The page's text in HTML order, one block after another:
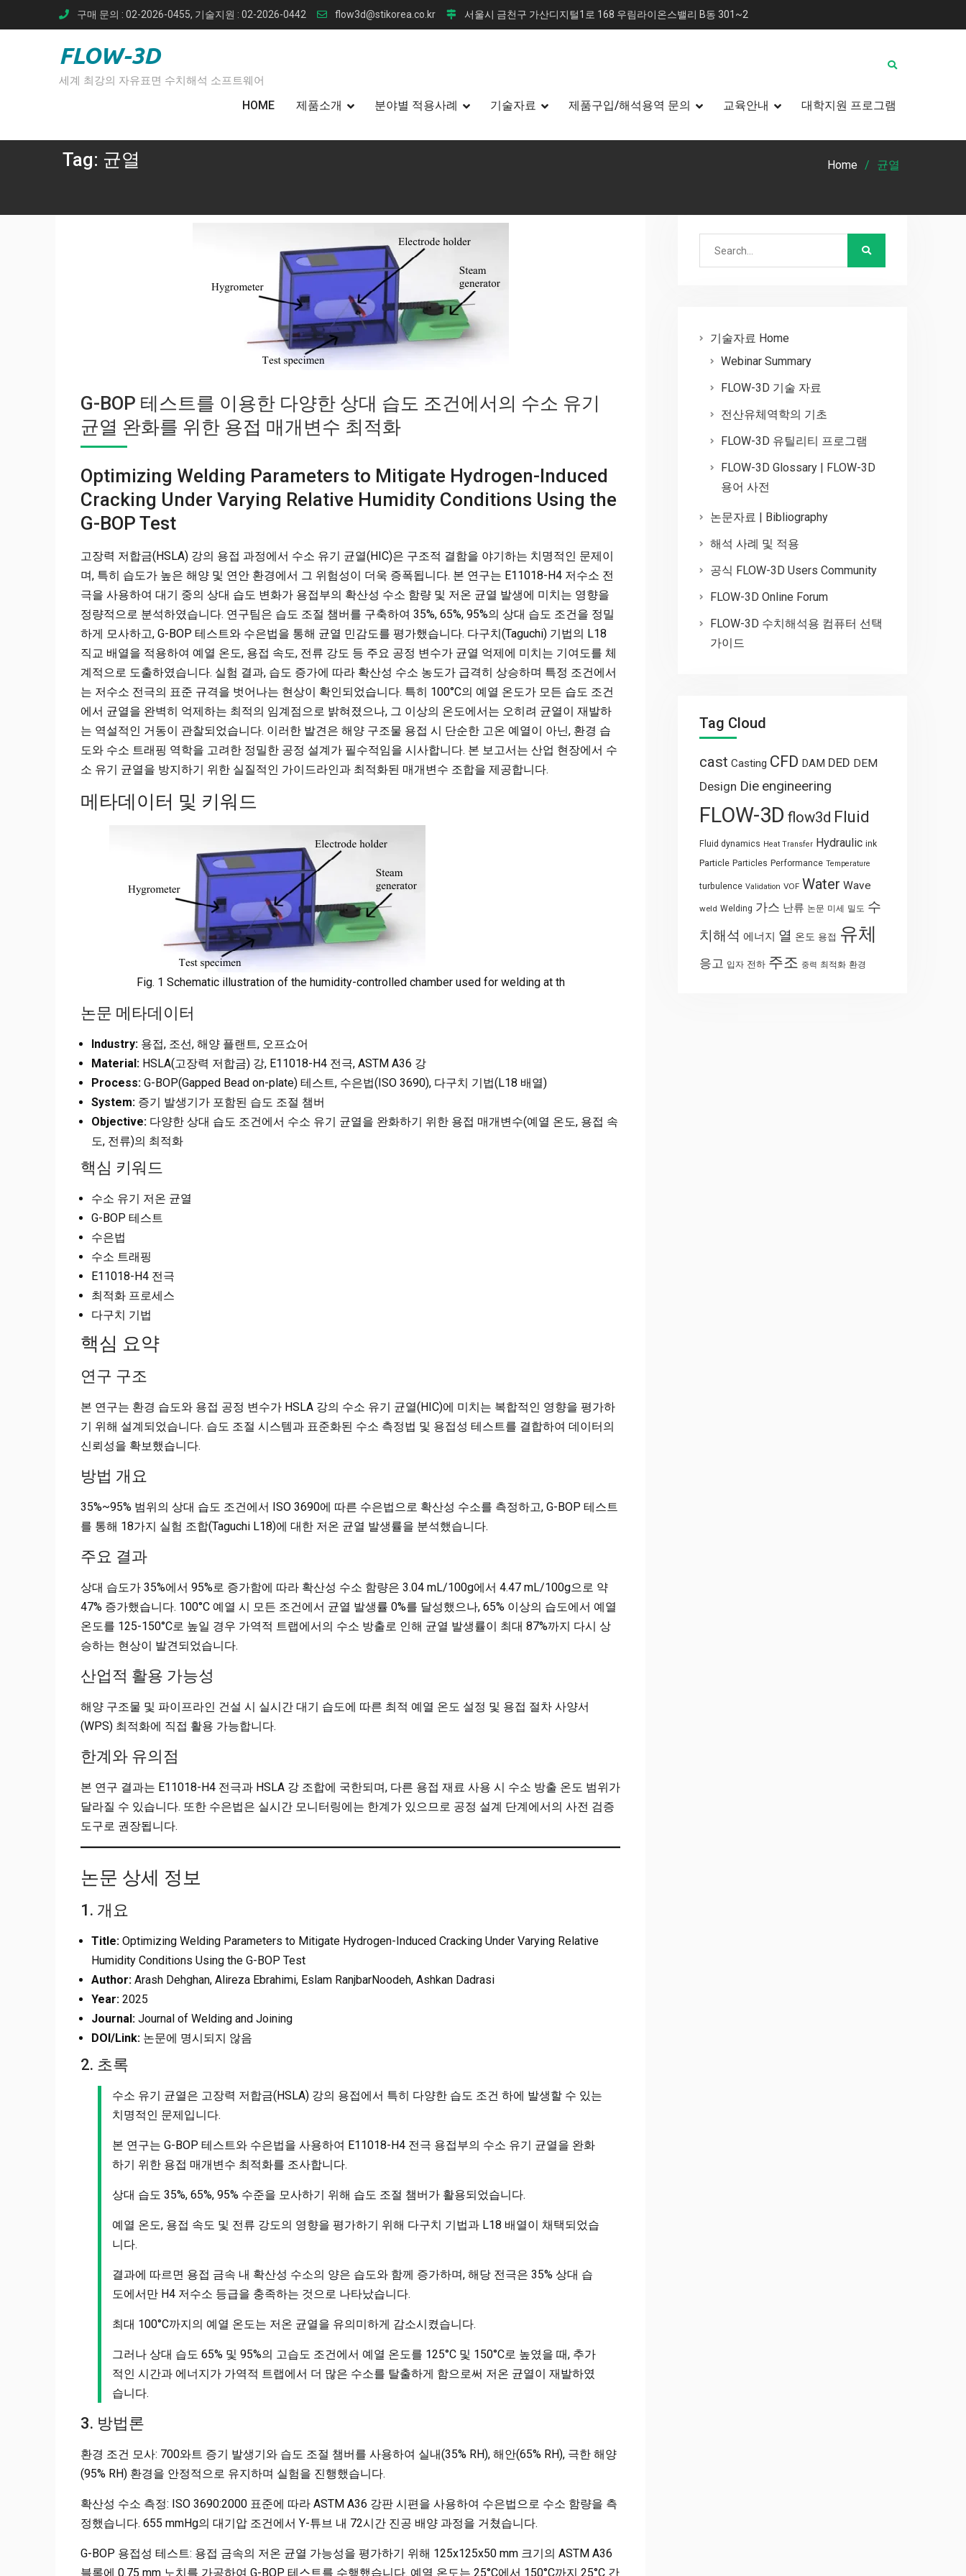
to
구매 문의 : 02-2026-0455, 기술지원 : 02-2026-0442 flow3d@stikorea.co.kr 서울시 금천구 가산디지털1로 168 우림라이온스밸리 B동 301~2
FLOW-3D
세계 최강의 자유표면 수치해석 소프트웨어
HOME 제품소개 분야별 적용사례 기술자료 제품구입/해석용역 문의 교육안내 대학지원 프로그램
Tag: 균열 Home 균열
G-BOP 테스트를 이용한 다양한 상대 습도 조건에서의 수소 유기
균열 완화를 위한 용접 매개변수 최적화
Optimizing Welding Parameters to Mitigate Hydrogen-Induced
Cracking Under Varying Relative Humidity Conditions Using the
G-BOP Test
고장력 저합금(HSLA) 강의 용접 과정에서 수소 유기 균열(HIC)은 구조적 결함을 야기하는 치명적인 문제이
며, 특히 습도가 높은 해양 및 연안 환경에서 그 위험성이 더욱 증폭됩니다. 본 연구는 E11018-H4 저수소 전
극을 사용하여 대기 중의 상대 습도 변화가 용접부의 확산성 수소 함량 및 저온 균열 발생에 미치는 영향을
정량적으로 분석하였습니다. 연구팀은 습도 조절 챔버를 구축하여 35%, 65%, 95%의 상대 습도 조건을 정밀
하게 모사하고, G-BOP 테스트와 수은법을 통해 균열 민감도를 평가했습니다. 다구치(Taguchi) 기법의 L18
직교 배열을 적용하여 예열 온도, 용접 속도, 전류 강도 등 주요 공정 변수가 균열 억제에 미치는 기여도를 체
계적으로 도출하였습니다. 실험 결과, 습도 증가에 따라 확산성 수소 농도가 급격히 상승하며 특정 조건에서
는 저수소 전극의 표준 규격을 벗어나는 현상이 확인되었습니다. 특히 100°C의 예열 온도가 모든 습도 조건
에서 균열을 완벽히 억제하는 최적의 임계점으로 밝혀졌으나, 그 이상의 온도에서는 오히려 균열이 재발하
는 역설적인 거동이 관찰되었습니다. 이러한 발견은 해양 구조물 용접 시 단순한 고온 예열이 아닌, 환경 습
도와 수소 트래핑 역학을 고려한 정밀한 공정 설계가 필수적임을 시사합니다. 본 보고서는 산업 현장에서 수
소 유기 균열을 방지하기 위한 실질적인 가이드라인과 최적화된 매개변수 조합을 제공합니다.
메타데이터 및 키워드
Fig. 1 Schematic illustration of the humidity-controlled chamber used for welding at th
논문 메타데이터
Industry: 용접, 조선, 해양 플랜트, 오프쇼어
Material: HSLA(고장력 저합금) 강, E11018-H4 전극, ASTM A36 강
Process: G-BOP(Gapped Bead on-plate) 테스트, 수은법(ISO 3690), 다구치 기법(L18 배열)
System: 증기 발생기가 포함된 습도 조절 챔버
Objective: 다양한 상대 습도 조건에서 수소 유기 균열을 완화하기 위한 용접 매개변수(예열 온도, 용접 속
도, 전류)의 최적화
핵심 키워드
수소 유기 저온 균열
G-BOP 테스트
수은법
수소 트래핑
E11018-H4 전극
최적화 프로세스
다구치 기법
핵심 요약
연구 구조
본 연구는 환경 습도와 용접 공정 변수가 HSLA 강의 수소 유기 균열(HIC)에 미치는 복합적인 영향을 평가하
기 위해 설계되었습니다. 습도 조절 시스템과 표준화된 수소 측정법 및 용접성 테스트를 결합하여 데이터의
신뢰성을 확보했습니다.
방법 개요
35%~95% 범위의 상대 습도 조건에서 ISO 3690에 따른 수은법으로 확산성 수소를 측정하고, G-BOP 테스트
를 통해 18가지 실험 조합(Taguchi L18)에 대한 저온 균열 발생률을 분석했습니다.
주요 결과
상대 습도가 35%에서 95%로 증가함에 따라 확산성 수소 함량은 3.04 mL/100g에서 4.47 mL/100g으로 약
47% 증가했습니다. 100°C 예열 시 모든 조건에서 균열 발생률 0%를 달성했으나, 65% 이상의 습도에서 예열
온도를 125-150°C로 높일 경우 가역적 트랩에서의 수소 방출로 인해 균열 발생률이 최대 87%까지 다시 상
승하는 현상이 발견되었습니다.
산업적 활용 가능성
해양 구조물 및 파이프라인 건설 시 실시간 대기 습도에 따른 최적 예열 온도 설정 및 용접 절차 사양서
(WPS) 최적화에 직접 활용 가능합니다.
한계와 유의점
본 연구 결과는 E11018-H4 전극과 HSLA 강 조합에 국한되며, 다른 용접 재료 사용 시 수소 방출 온도 범위가
달라질 수 있습니다. 또한 수은법은 실시간 모니터링에는 한계가 있으므로 공정 설계 단계에서의 사전 검증
도구로 권장됩니다.
논문 상세 정보
1. 개요
Title: Optimizing Welding Parameters to Mitigate Hydrogen-Induced Cracking Under Varying Relative
Humidity Conditions Using the G-BOP Test
Author: Arash Dehghan, Alireza Ebrahimi, Eslam RanjbarNoodeh, Ashkan Dadrasi
Year: 2025
Journal: Journal of Welding and Joining
DOI/Link: 논문에 명시되지 않음
2. 초록
수소 유기 균열은 고장력 저합금(HSLA) 강의 용접에서 특히 다양한 습도 조건 하에 발생할 수 있는
치명적인 문제입니다.
본 연구는 G-BOP 테스트와 수은법을 사용하여 E11018-H4 전극 용접부의 수소 유기 균열을 완화
하기 위한 용접 매개변수 최적화를 조사합니다.
상대 습도 35%, 65%, 95% 수준을 모사하기 위해 습도 조절 챔버가 활용되었습니다.
예열 온도, 용접 속도 및 전류 강도의 영향을 평가하기 위해 다구치 기법과 L18 배열이 채택되었습
니다.
결과에 따르면 용접 금속 내 확산성 수소의 양은 습도와 함께 증가하며, 해당 전극은 35% 상대 습
도에서만 H4 저수소 등급을 충족하는 것으로 나타났습니다.
최대 100°C까지의 예열 온도는 저온 균열을 유의미하게 감소시켰습니다.
그러나 상대 습도 65% 및 95%의 고습도 조건에서 예열 온도를 125°C 및 150°C로 높였을 때, 추가
적인 시간과 에너지가 가역적 트랩에서 더 많은 수소를 탈출하게 함으로써 저온 균열이 재발하였
습니다.
3. 방법론
환경 조건 모사: 700와트 증기 발생기와 습도 조절 챔버를 사용하여 실내(35% RH), 해안(65% RH), 극한 해양
(95% RH) 환경을 안정적으로 유지하며 실험을 진행했습니다.
확산성 수소 측정: ISO 3690:2000 표준에 따라 ASTM A36 강판 시편을 사용하여 수은법으로 수소 함량을 측
정했습니다. 655 mmHg의 대기압 조건에서 Y-튜브 내 72시간 진공 배양 과정을 거쳤습니다.
G-BOP 용접성 테스트: 용접 금속의 저온 균열 가능성을 평가하기 위해 125x125x50 mm 크기의 ASTM A36
블록에 0.75 mm 노치를 가공하여 G-BOP 테스트를 수행했습니다. 예열 온도는 25°C에서 150°C까지 25°C 간
기술자료 Home
Webinar Summary
FLOW-3D 기술 자료
전산유체역학의 기초
FLOW-3D 유틸리티 프로그램
FLOW-3D Glossary | FLOW-3D
용어 사전
논문자료 | Bibliography
해석 사례 및 적용
공식 FLOW-3D Users Community
FLOW-3D Online Forum
FLOW-3D 수치해석용 컴퓨터 선택
가이드
Tag Cloud
cast Casting CFD DAM DED DEM
Design Die engineering
FLOW-3D flow3d Fluid
Fluid dynamics Heat Transfer Hydraulic ink
Particle Particles Performance Temperature
turbulence Validation VOF Water Wave
weld Welding 가스 난류 논문 미세 밀도 수
치해석 에너지 열 온도 용접 유체
응고 입자 전하 주조 중력 최적화 환경